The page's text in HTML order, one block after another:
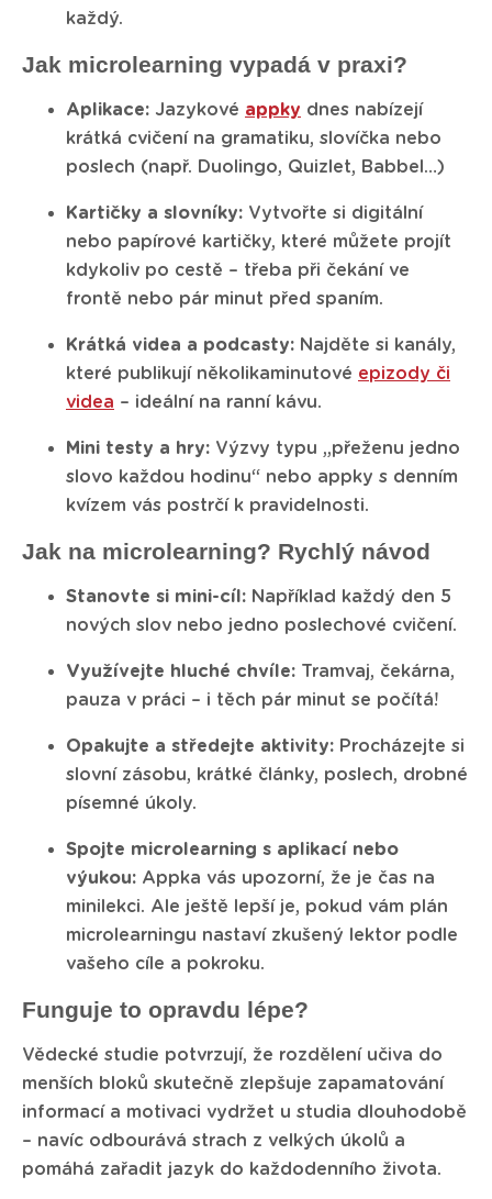
každý.
Jak microlearning vypadá v praxi?
Aplikace: Jazykové appky dnes nabízejí
krátká cvičení na gramatiku, slovíčka nebo
poslech (např. Duolingo, Quizlet, Babbel…)
Kartičky a slovníky: Vytvořte si digitální
nebo papírové kartičky, které můžete projít
kdykoliv po cestě – třeba při čekání ve
frontě nebo pár minut před spaním.
Krátká videa a podcasty: Najděte si kanály,
které publikují několikaminutové epizody či
videa – ideální na ranní kávu.
Mini testy a hry: Výzvy typu „přeženu jedno
slovo každou hodinu“ nebo appky s denním
kvízem vás postrčí k pravidelnosti.
Jak na microlearning? Rychlý návod
Stanovte si mini-cíl: Například každý den 5
nových slov nebo jedno poslechové cvičení.
Využívejte hluché chvíle: Tramvaj, čekárna,
pauza v práci – i těch pár minut se počítá!
Opakujte a středejte aktivity: Procházejte si
slovní zásobu, krátké články, poslech, drobné
písemné úkoly.
Spojte microlearning s aplikací nebo
výukou: Appka vás upozorní, že je čas na
minilekci. Ale ještě lepší je, pokud vám plán
microlearningu nastaví zkušený lektor podle
vašeho cíle a pokroku.
Funguje to opravdu lépe?
Vědecké studie potvrzují, že rozdělení učiva do
menších bloků skutečně zlepšuje zapamatování
informací a motivaci vydržet u studia dlouhodobě
– navíc odbourává strach z velkých úkolů a
pomáhá zařadit jazyk do každodenního života.